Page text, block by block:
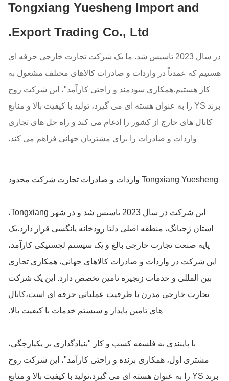
Tongxiang Yuesheng Import and
Export Trading Co., Ltd.
در سال 2023 تاسیس شد. ما یک شرکت تجارت خارجی حرفه ای
هستیم که عمدتاً در واردات و صادرات کالاهای مختلف مشغول به
کار هستیم.همکاری سودمند و راحتی کارآمد"، این شرکت روح
برند YS را به عنوان هسته ای می گیرد، تولید با کیفیت بالا و منابع
کانال های خارج از کشور را ادغام می کند و راه حل های تجاری
واردات و صادرات را برای مشتریان جهانی فراهم می کند.
Tongxiang Yuesheng واردات و صادرات تجارت شرکت محدود
این شرکت در سال 2023 تاسیس شد و در شهر Tongxiang،
استان ژجیانگ، منطقه اصلی دلتا رودخانه یانگسی قرار دارد.یک
پایه صنعت تجارت خارجی بالغ و یک سیستم لجستیکی کارآمد،
این شرکت در واردات و صادرات کالاهای جهانی، همکاری تجاری
بین المللی و خدمات زنجیره تامین تخصص دارد. این یک شرکت
تجارت خارجی مدرن با ظرفیت عملیاتی حرفه ای است،کانال
های تامین پایدار و سیستم خدمات با کیفیت بالا.
با پایبندی به فلسفه کسب و کار "بنیادگذاری بر یکپارچگی،
مشتری اول، همکاری برنده و راحتی کارآمد"، این شرکت روح
برند YS را به عنوان هسته ای می گیرد،تولید با کیفیت بالا و منابع